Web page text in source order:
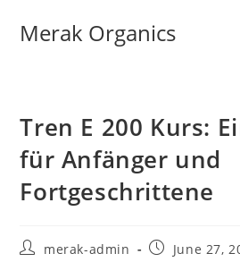
Merak Organics
Tren E 200 Kurs:
für Anfänger und
Fortgeschrittene
merak-admin
June 27,